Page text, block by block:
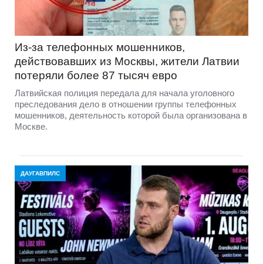
Из-за телефонных мошенников,
действовавших из Москвы, жители Латвии
потеряли более 87 тысяч евро
Латвийская полиция передала для начала уголовного
преследования дело в отношении группы телефонных
мошенников, деятельность которой была организована в
Москве.
ДАУГАВПИЛС